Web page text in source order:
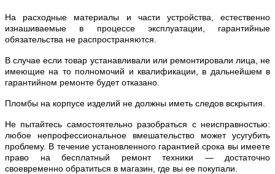
На расходные материалы и части устройства, естественно
изнашиваемые в процессе эксплуатации, гарантийные
обязательства не распространяются.
В случае если товар устанавливали или ремонтировали лица, не
имеющие на то полномочий и квалификации, в дальнейшем в
гарантийном ремонте будет отказано.
Пломбы на корпусе изделий не должны иметь следов вскрытия.
Не пытайтесь самостоятельно разобраться с неисправностью:
любое непрофессиональное вмешательство может усугубить
проблему. В течение установленного гарантией срока вы имеете
право на бесплатный ремонт техники — достаточно
своевременно обратиться в магазин, где вы ее покупали.